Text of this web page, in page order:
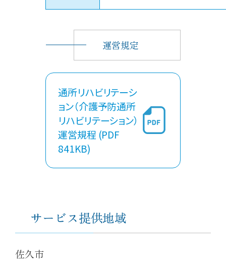
運営規定
通所リハビリテーシ
ョン（介護予防通所
リハビリテーション）
運営規程 (PDF
841KB)
サービス提供地域
佐久市